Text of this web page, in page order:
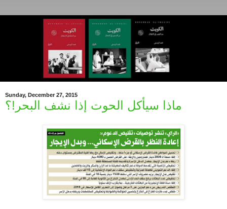
Sunday, December 27, 2015
ماذا سيأكل الحوت إذا نشف البحر!؟